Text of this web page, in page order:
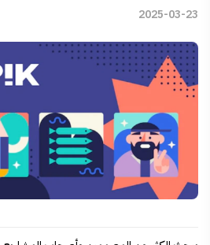
2025-03-23